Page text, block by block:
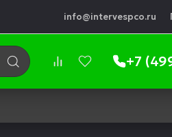
info@intervespco.ru
+7